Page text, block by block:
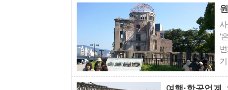
파악할 수 있다
‘